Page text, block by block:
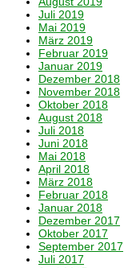
Juli 2019
Mai 2019
März 2019
Februar 2019
Januar 2019
Dezember 2018
November 2018
Oktober 2018
August 2018
Juli 2018
Juni 2018
Mai 2018
April 2018
März 2018
Februar 2018
Januar 2018
Dezember 2017
Oktober 2017
September 2017
Juli 2017